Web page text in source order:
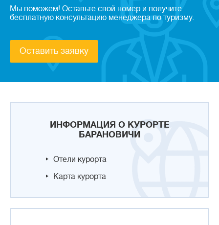
ИНФОРМАЦИЯ О КУРОРТЕ
БАРАНОВИЧИ
Отели курорта
Карта курорта
Мы поможем! Оставьте свой номер и получите
бесплатную консультацию менеджера по туризму.
Оставить заявку